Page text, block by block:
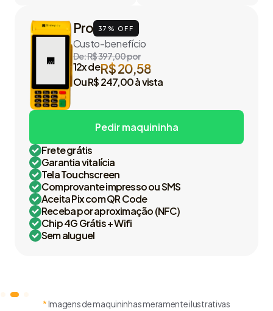
Pro 37% OFF
Custo-benefício
De: R$ 397,00 por
12x deR$ 20,58
Ou R$ 247,00 à vista
Pedir maquininha
Frete grátis
Garantia vitalícia
Tela Touchscreen
Comprovante impresso ou SMS
Aceita Pix com QR Code
Receba por aproximação (NFC)
Chip 4G Grátis + Wifi
Sem aluguel
*Imagens de maquininhas meramente ilustrativas